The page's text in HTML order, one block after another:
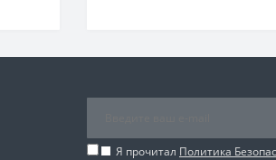
Я прочитал Политика